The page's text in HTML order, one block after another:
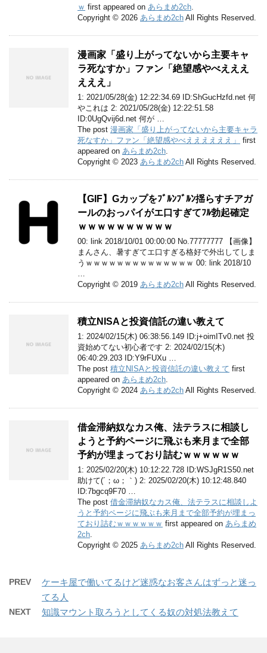
ｗ first appeared on あらまめ2ch
Copyright © 2026 あらまめ2ch All Rights Reserved.
漫画家「盛り上がってないから主要キャ
ラ死なすか」ファン「絶望感やべえええ
えええ」
1: 2021/05/28(金) 12:22:34.69 ID:ShGucHzfd.net 何
やこれは 2: 2021/05/28(金) 12:22:51.58
ID:0UgQvij6d.net 何が …
The post 漫画家「盛り上がってないから主要キャラ
死なすか」ファン「絶望感やべええええええ」
first
appeared on あらまめ2ch
Copyright © 2023 あらまめ2ch All Rights Reserved.
【GIF】Gカップをﾌﾞﾙﾝﾌﾞﾙﾝ揺らすチアガ
ールのおっパイがエ口すぎてﾌﾙ勃起確定
ｗｗｗｗｗｗｗｗｗｗ
00: link 2018/10/01 00:00:00 No.77777777 【画像】
まんさん、暑すぎてエ口すぎる格好で外出してしま
うｗｗｗｗｗｗｗｗｗｗｗｗｗｗ 00: link 2018/10
Copyright © 2019 あらまめ2ch All Rights Reserved.
積立NISAと投資信託の違い教えて
1: 2024/02/15(木) 06:38:56.149 ID:j+oimITv0.net 投
資始めてない初心者です 2: 2024/02/15(木)
06:40:29.203 ID:Y9rFUXu …
The post 積立NISAと投資信託の違い教えて first
appeared on あらまめ2ch
Copyright © 2024 あらまめ2ch All Rights Reserved.
借金滞納奴なカス俺、法テラスに相談し
ようと予約ページに飛ぶも来月まで全部
予約が埋まっており詰むｗｗｗｗｗｗ
1: 2025/02/20(木) 10:12:22.728 ID:WSJgR1S50.net
助けて(´；ω；｀) 2: 2025/02/20(木) 10:12:48.840
ID:7bgcq9F70 …
The post 借金滞納奴なカス俺、法テラスに相談しよ
うと予約ページに飛ぶも来月まで全部予約が埋まっ
ており詰むｗｗｗｗｗｗ first appeared on あらまめ
2ch
Copyright © 2025 あらまめ2ch All Rights Reserved.
PREV
ケーキ屋で働いてるけど迷惑なお客さんはずっと迷っ
てる人
NEXT 知識マウント取ろうとしてくる奴の対処法教えて